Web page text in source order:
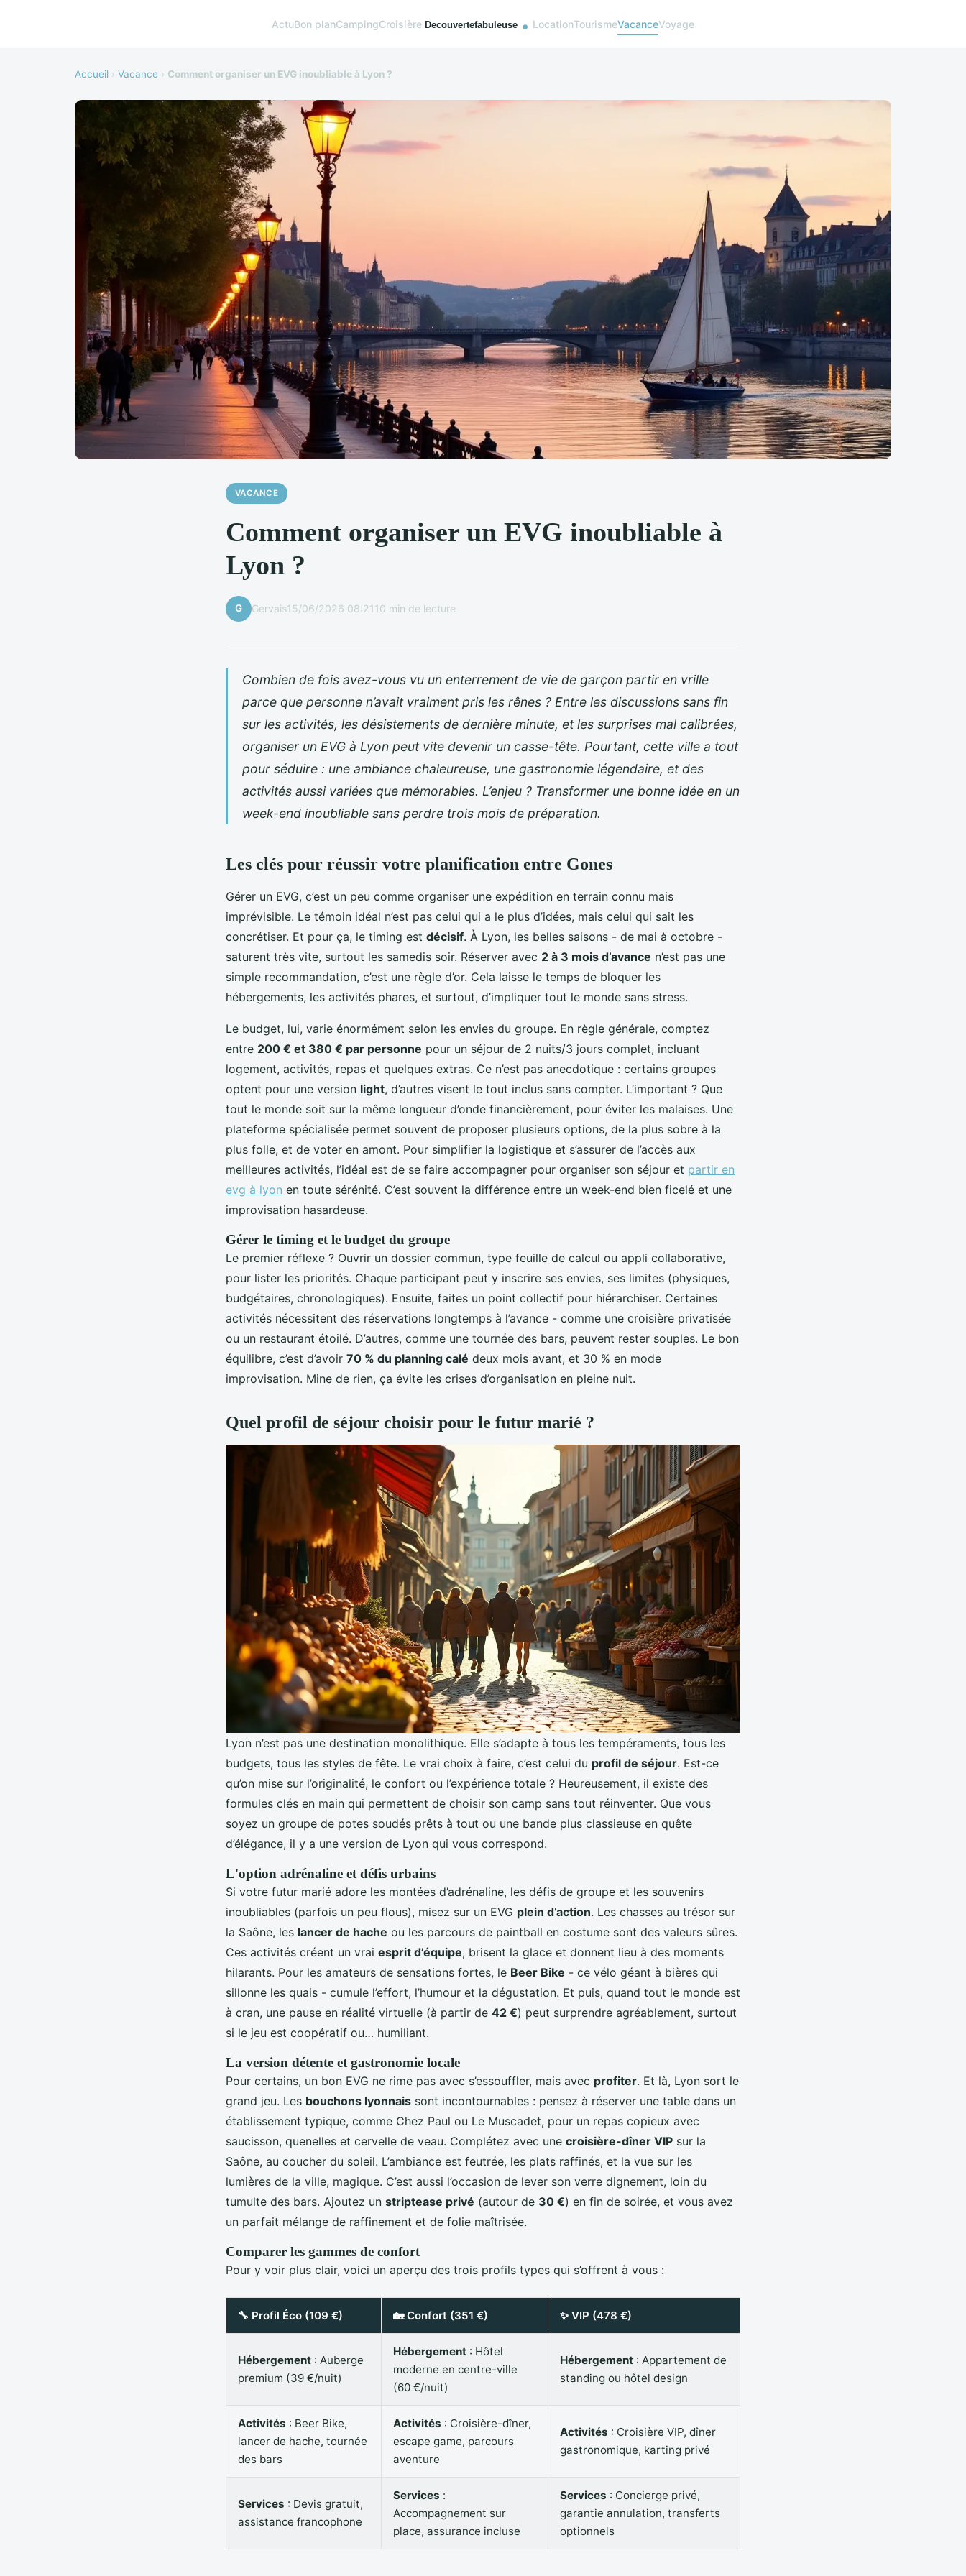
ActuBon planCampingCroisière LocationTourismeVacanceVoyage
Accueil › Vacance › Comment organiser un EVG inoubliable à Lyon ?
VACANCE
Comment organiser un EVG inoubliable à
Lyon ?
G Gervais15/06/2026 08:2110 min de lecture
Combien de fois avez-vous vu un enterrement de vie de garçon partir en vrille
parce que personne n’avait vraiment pris les rênes ? Entre les discussions sans fin
sur les activités, les désistements de dernière minute, et les surprises mal calibrées,
organiser un EVG à Lyon peut vite devenir un casse-tête. Pourtant, cette ville a tout
pour séduire : une ambiance chaleureuse, une gastronomie légendaire, et des
activités aussi variées que mémorables. L’enjeu ? Transformer une bonne idée en un
week-end inoubliable sans perdre trois mois de préparation.
Les clés pour réussir votre planification entre Gones
Gérer un EVG, c’est un peu comme organiser une expédition en terrain connu mais
imprévisible. Le témoin idéal n’est pas celui qui a le plus d’idées, mais celui qui sait les
concrétiser. Et pour ça, le timing est décisif. À Lyon, les belles saisons - de mai à octobre -
saturent très vite, surtout les samedis soir. Réserver avec 2 à 3 mois d’avance n’est pas une
simple recommandation, c’est une règle d’or. Cela laisse le temps de bloquer les
hébergements, les activités phares, et surtout, d’impliquer tout le monde sans stress.
Le budget, lui, varie énormément selon les envies du groupe. En règle générale, comptez
entre 200 € et 380 € par personne pour un séjour de 2 nuits/3 jours complet, incluant
logement, activités, repas et quelques extras. Ce n’est pas anecdotique : certains groupes
optent pour une version light, d’autres visent le tout inclus sans compter. L’important ? Que
tout le monde soit sur la même longueur d’onde financièrement, pour éviter les malaises. Une
plateforme spécialisée permet souvent de proposer plusieurs options, de la plus sobre à la
plus folle, et de voter en amont. Pour simplifier la logistique et s’assurer de l’accès aux
meilleures activités, l’idéal est de se faire accompagner pour organiser son séjour et partir en
evg à lyon en toute sérénité. C’est souvent la différence entre un week-end bien ficelé et une
improvisation hasardeuse.
Gérer le timing et le budget du groupe
Le premier réflexe ? Ouvrir un dossier commun, type feuille de calcul ou appli collaborative,
pour lister les priorités. Chaque participant peut y inscrire ses envies, ses limites (physiques,
budgétaires, chronologiques). Ensuite, faites un point collectif pour hiérarchiser. Certaines
activités nécessitent des réservations longtemps à l’avance - comme une croisière privatisée
ou un restaurant étoilé. D’autres, comme une tournée des bars, peuvent rester souples. Le bon
équilibre, c’est d’avoir 70 % du planning calé deux mois avant, et 30 % en mode
improvisation. Mine de rien, ça évite les crises d’organisation en pleine nuit.
Quel profil de séjour choisir pour le futur marié ?
Lyon n’est pas une destination monolithique. Elle s’adapte à tous les tempéraments, tous les
budgets, tous les styles de fête. Le vrai choix à faire, c’est celui du profil de séjour. Est-ce
qu’on mise sur l’originalité, le confort ou l’expérience totale ? Heureusement, il existe des
formules clés en main qui permettent de choisir son camp sans tout réinventer. Que vous
soyez un groupe de potes soudés prêts à tout ou une bande plus classieuse en quête
d’élégance, il y a une version de Lyon qui vous correspond.
L'option adrénaline et défis urbains
Si votre futur marié adore les montées d’adrénaline, les défis de groupe et les souvenirs
inoubliables (parfois un peu flous), misez sur un EVG plein d’action. Les chasses au trésor sur
la Saône, les lancer de hache ou les parcours de paintball en costume sont des valeurs sûres.
Ces activités créent un vrai esprit d’équipe, brisent la glace et donnent lieu à des moments
hilarants. Pour les amateurs de sensations fortes, le Beer Bike - ce vélo géant à bières qui
sillonne les quais - cumule l’effort, l’humour et la dégustation. Et puis, quand tout le monde est
à cran, une pause en réalité virtuelle (à partir de 42 €) peut surprendre agréablement, surtout
si le jeu est coopératif ou… humiliant.
La version détente et gastronomie locale
Pour certains, un bon EVG ne rime pas avec s’essouffler, mais avec profiter. Et là, Lyon sort le
grand jeu. Les bouchons lyonnais sont incontournables : pensez à réserver une table dans un
établissement typique, comme Chez Paul ou Le Muscadet, pour un repas copieux avec
saucisson, quenelles et cervelle de veau. Complétez avec une croisière-dîner VIP sur la
Saône, au coucher du soleil. L’ambiance est feutrée, les plats raffinés, et la vue sur les
lumières de la ville, magique. C’est aussi l’occasion de lever son verre dignement, loin du
tumulte des bars. Ajoutez un striptease privé (autour de 30 €) en fin de soirée, et vous avez
un parfait mélange de raffinement et de folie maîtrisée.
Comparer les gammes de confort
Pour y voir plus clair, voici un aperçu des trois profils types qui s’offrent à vous :
🔧 Profil Éco (109 €) 🏡 Confort (351 €) ✨ VIP (478 €)
Hébergement : Auberge
premium (39 €/nuit)
Hébergement : Hôtel
moderne en centre-ville
(60 €/nuit)
Hébergement : Appartement de
standing ou hôtel design
Activités : Beer Bike,
lancer de hache, tournée
des bars
Activités : Croisière-dîner,
escape game, parcours
aventure
Activités : Croisière VIP, dîner
gastronomique, karting privé
Services : Devis gratuit,
assistance francophone
Services :
Accompagnement sur
place, assurance incluse
Services : Concierge privé,
garantie annulation, transferts
optionnels